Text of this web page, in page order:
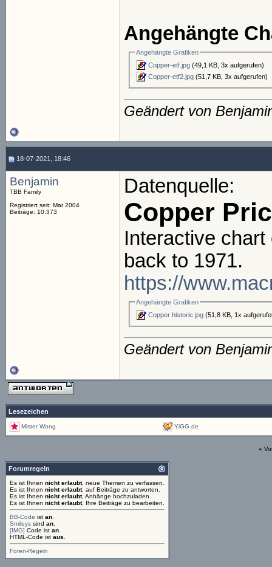
Angehängte
Angehängte Grafiken
Copper-etf.jpg (49,1 KB, 3x aufgerufen)
Copper-etf2.jpg (51,7 KB, 3x aufgerufen)
Geändert von
18-07-2021, 18:46
Benjamin
TBB Family
Registriert seit: Mar 2004
Beiträge: 10.373
Datenquelle:
Copper
Interactive
back to 1971.
https://
Angehängte Grafiken
Copper historic.jpg (51,8 KB, 1x
Geändert von
Lesezeichen
Mister Wong YiGG.de
«
Forumregeln
Es ist Ihnen nicht erlaubt, neue Themen zu verfassen.
Es ist Ihnen nicht erlaubt, auf Beiträge zu antworten.
Es ist Ihnen nicht erlaubt, Anhänge hochzuladen.
Es ist Ihnen nicht erlaubt, Ihre Beiträge zu bearbeiten.
BB-Code ist an
Smileys sind an
[IMG] Code ist an
HTML-Code ist aus
Foren-Regeln